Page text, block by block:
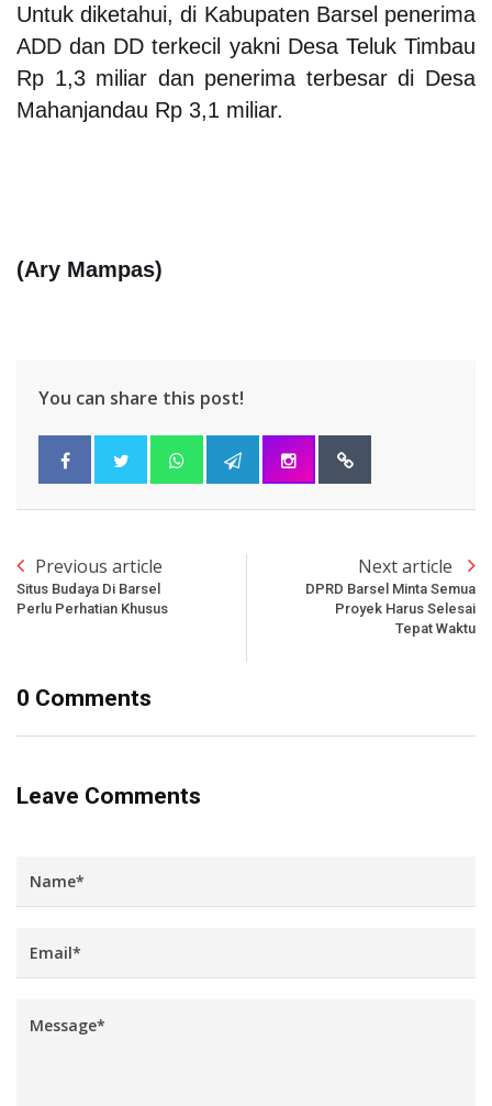
Untuk diketahui, di Kabupaten Barsel penerima
ADD dan DD terkecil yakni Desa Teluk Timbau
Rp 1,3 miliar dan penerima terbesar di Desa
Mahanjandau Rp 3,1 miliar.
(Ary Mampas)
You can share this post!
Previous article
Situs Budaya Di Barsel
Perlu Perhatian Khusus
Next article
DPRD Barsel Minta Semua
Proyek Harus Selesai
Tepat Waktu
0 Comments
Leave Comments